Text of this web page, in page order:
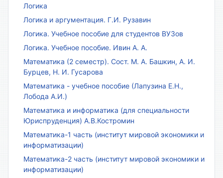
Логика
Логика и аргументация. Г.И. Рузавин
Логика. Учебное пособие для студентов ВУЗов
Логика. Учебное пособие. Ивин А. А.
Математика (2 семестр). Сост. М. А. Башкин, А. И.
Бурцев, Н. И. Гусарова
Математика - учебное пособие (Лапузина Е.Н.,
Лобода А.И.)
Математика и информатика (для специальности
Юриспруденция) А.В.Костромин
Математика-1 часть (институт мировой экономики и
информатизации)
Математика-2 часть (институт мировой экономики и
информатизации)